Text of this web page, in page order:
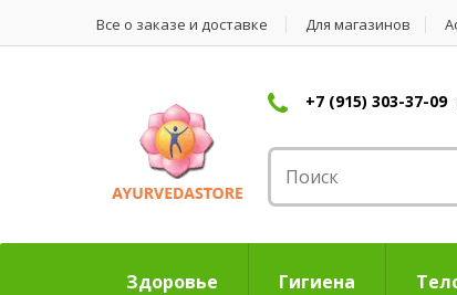
Все о заказе и доставке Для магазинов
+7 (915) 303-37-
Здоровье Гигиена